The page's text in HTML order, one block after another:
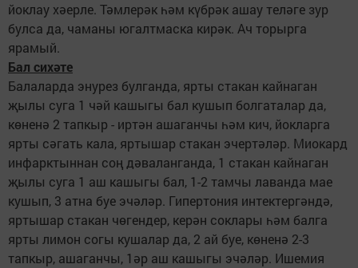
йоклау хәерле. Тәмлерәк һәм күбрәк ашау теләге зур
булса да, чаманы югалтмаска кирәк. Ач торырга
ярамый.
Бал сихәте
Балаларда энурез булганда, ярты стакан кайнаган
җылы суга 1 чәй кашыгы бал кушып болгаталар да,
көненә 2 тапкыр - иртән ашаганчы һәм кич, йокларга
ярты сәгать кала, яртышар стакан эчертәләр. Миокард
инфарктыннан соң дәваланганда, 1 стакан кайнаган
җылы суга 1 аш кашыгы бал, 1-2 тамчы лаванда мае
кушып, 3 атна буе эчәләр. Гипертония интектергәндә,
яртышар стакан чөгендер, керән соклары һәм балга
ярты лимон согы кушалар да, 2 ай буе, көненә 2-3
тапкыр, ашаганчы, 1әр аш кашыгы эчәләр. Ишемия